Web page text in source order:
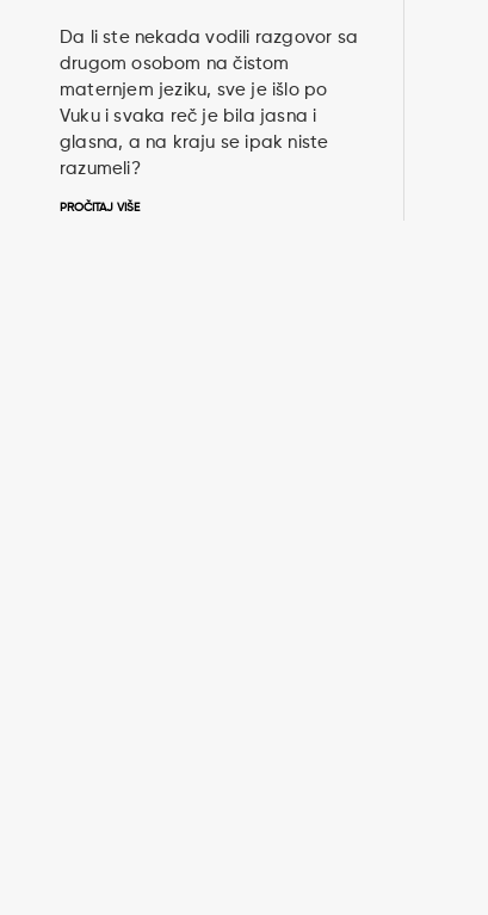
Da li ste nekada vodili razgovor sa
drugom osobom na čistom
maternjem jeziku, sve je išlo po
Vuku i svaka reč je bila jasna i
glasna, a na kraju se ipak niste
razumeli?
PROČITAJ VIŠE